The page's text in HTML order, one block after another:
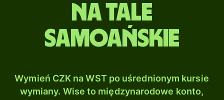
na Tale
samoańskie
Wymień CZK na WST po uśrednionym kursie
wymiany. Wise to międzynarodowe konto,